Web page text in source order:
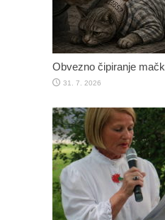
Obvezno čipiranje mačk
31. 7. 2026